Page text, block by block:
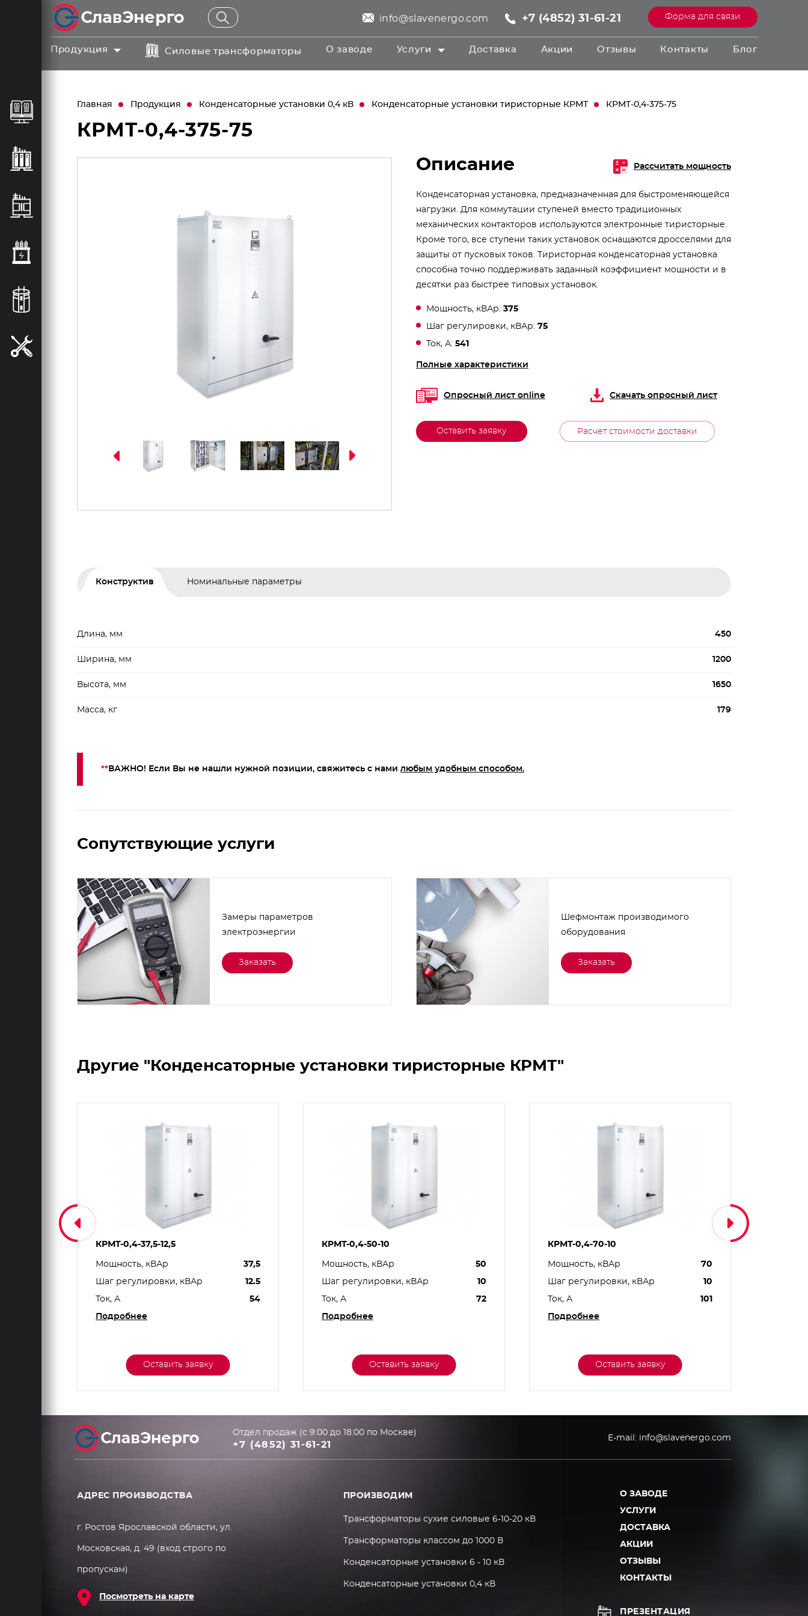
Форма для связи
info@slavenergo.com +7 (4852) 31-61-21
Продукция Силовые трансформаторы О заводе Услуги Доставка Акции Отзывы Контакты Блог
Главная Продукция Конденсаторные установки 0,4 кВ Конденсаторные установки тиристорные КРМТ КРМТ-0,4-375-75
КРМТ-0,4-375-75
Описание Рассчитать мощность
Конденсаторная установка, предназначенная для быстроменяющейся
нагрузки. Для коммутации ступеней вместо традиционных
механических контакторов используются электронные тиристорные.
Кроме того, все ступени таких установок оснащаются дросселями для
защиты от пусковых токов. Тиристорная конденсаторная установка
способна точно поддерживать заданный коэффициент мощности и в
десятки раз быстрее типовых установок.
Мощность, кВАр: 375
Шаг регулировки, кВАр: 75
Ток, А: 541
Полные характеристики
Опросный лист online Скачать опросный лист
Оставить заявку Расчет стоимости доставки
Конструктив Номинальные параметры
Длина, мм 450
Ширина, мм 1200
Высота, мм 1650
Масса, кг 179
** ВАЖНО! Если Вы не нашли нужной позиции, свяжитесь с нами любым удобным способом.
Сопутствующие услуги
Замеры параметров
электроэнергии
Заказать
Шефмонтаж производимого
оборудования
Заказать
Другие "Конденсаторные установки тиристорные КРМТ"
КРМТ-0,4-37,5-12,5
Мощность, кВАр 37,5
Шаг регулировки, кВАр 12.5
Ток, А 54
Подробнее
Оставить заявку
КРМТ-0,4-50-10
Мощность, кВАр 50
Шаг регулировки, кВАр 10
Ток, А 72
Подробнее
Оставить заявку
КРМТ-0,4-70-10
Мощность, кВАр 70
Шаг регулировки, кВАр 10
Ток, А 101
Подробнее
Оставить заявку
АДРЕС ПРОИЗВОДСТВА
г. Ростов Ярославской области, ул.
Московская, д. 49 (вход строго по
пропускам)
Посмотреть на карте
Отдел продаж (с 9:00 до 18:00 по Москве)
+7 (4852) 31-61-21
E-mail: info@slavenergo.com
О ЗАВОДЕ
УСЛУГИ
ДОСТАВКА
АКЦИИ
ОТЗЫВЫ
КОНТАКТЫ
ПРОИЗВОДИМ
Трансформаторы сухие силовые 6-10-20 кВ
Трансформаторы классом до 1000 В
Конденсаторные установки 6 - 10 кВ
Конденсаторные установки 0,4 кВ
ПРЕЗЕНТАЦИЯ